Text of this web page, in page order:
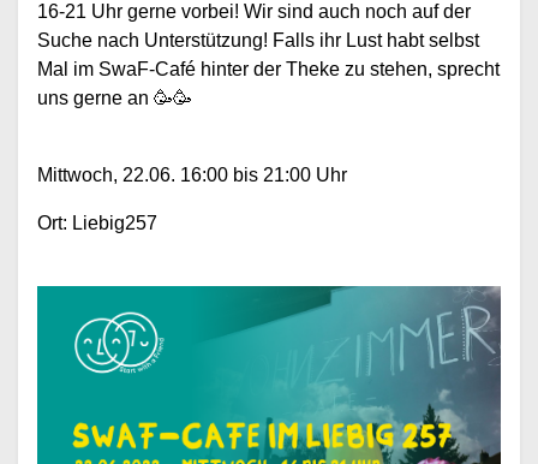
16-21 Uhr gerne vorbei! Wir sind auch noch auf der
Suche nach Unterstützung! Falls ihr Lust habt selbst
Mal im SwaF-Café hinter der Theke zu stehen, sprecht
uns gerne an 🥳🥳
Mittwoch, 22.06. 16:00 bis 21:00 Uhr
Ort: Liebig257